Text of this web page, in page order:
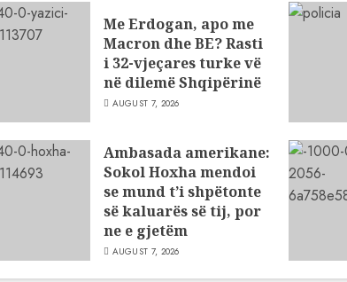
Me Erdogan, apo me
Macron dhe BE? Rasti
i 32-vjeçares turke vë
në dilemë Shqipërinë
AUGUST 7, 2026
Ambasada amerikane:
Sokol Hoxha mendoi
se mund t’i shpëtonte
së kaluarës së tij, por
ne e gjetëm
AUGUST 7, 2026